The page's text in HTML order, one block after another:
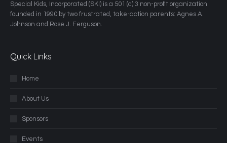
​Special Kids, Incorporated (SKI) is a 501 (c) 3 non-profit organization
founded in 1990 by two frustrated, take-action parents: Agnes A.
Johnson and Rose J. Ferguson.
Quick Links
Home
About Us
Sponsors
Events